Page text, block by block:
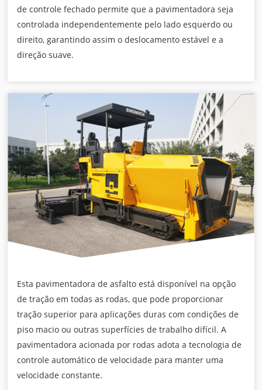
de controle fechado permite que a pavimentadora seja
controlada independentemente pelo lado esquerdo ou
direito, garantindo assim o deslocamento estável e a
direção suave.
Esta pavimentadora de asfalto está disponível na opção
de tração em todas as rodas, que pode proporcionar
tração superior para aplicações duras com condições de
piso macio ou outras superfícies de trabalho difícil. A
pavimentadora acionada por rodas adota a tecnologia de
controle automático de velocidade para manter uma
velocidade constante.